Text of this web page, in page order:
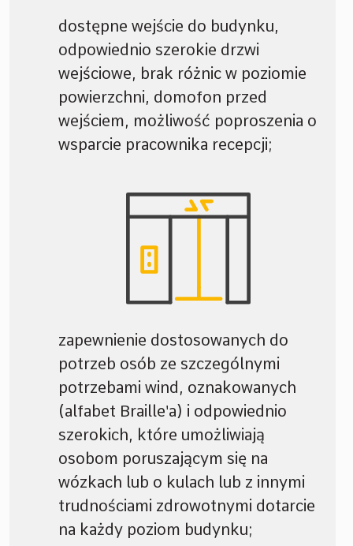
dostępne wejście do budynku,
odpowiednio szerokie drzwi
wejściowe, brak różnic w poziomie
powierzchni, domofon przed
wejściem, możliwość poproszenia o
wsparcie pracownika recepcji;
zapewnienie dostosowanych do
potrzeb osób ze szczególnymi
potrzebami wind, oznakowanych
(alfabet Braille'a) i odpowiednio
szerokich, które umożliwiają
osobom poruszającym się na
wózkach lub o kulach lub z innymi
trudnościami zdrowotnymi dotarcie
na każdy poziom budynku;